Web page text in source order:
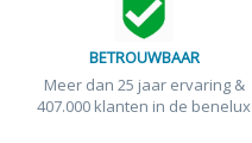
BETROUWBAAR
Meer dan 25 jaar ervaring &
407.000 klanten in de benelux